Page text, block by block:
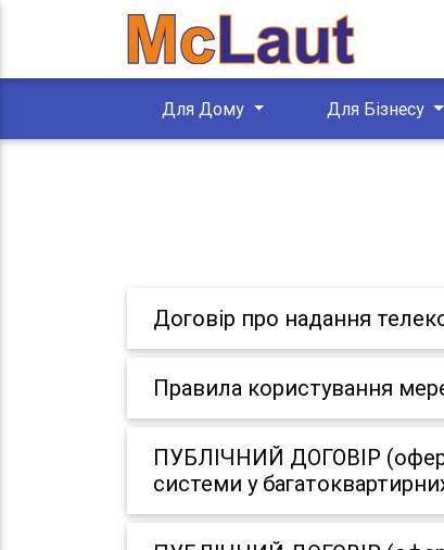
Для Дому Для Бізнесу
Договір про надання
Правила користування
ПУБЛІЧНИЙ ДОГОВІР
системи у